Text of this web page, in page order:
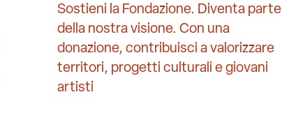
Sostieni la Fondazione. Diventa parte
della nostra visione. Con una
donazione, contribuisci a valorizzare
territori, progetti culturali e giovani
artisti